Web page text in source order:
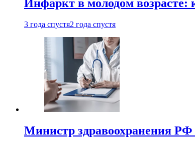
Инфаркт в молодом возрасте:
3 года спустя2 года спустя
Министр здравоохранения